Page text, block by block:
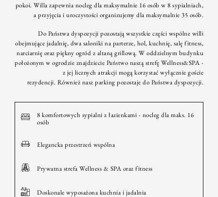
pokoi. Willa zapewnia nocleg dla maksymalnie 16 osób w 8 sypialniach,
a przyjęcia i uroczystości organizujemy dla maksymalnie 35 osób.
Do Państwa dyspozycji pozostają wszystkie części wspólne willi
obejmujące jadalnię, dwa saloniki na parterze, hol, kuchnię, salę fitness,
narciarnię oraz piękny ogród z altaną grillową. W oddzielnym budynku
położonym w ogrodzie znajdziecie Państwo naszą strefę Wellness&SPA -
z jej licznych atrakcji mogą korzystać wyłącznie goście
rezydencji. Również nasz parking pozostaje do Państwa dyspozycji.
8 komfortowych sypialni z łazienkami - nocleg dla maks. 16
osób
Elegancka przestrzeń wspólna
Prywatna strefa Wellness & SPA oraz fitness
Doskonale wyposażona kuchnia i jadalnia